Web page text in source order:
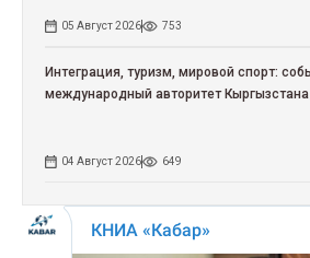
05 Август 2026 753
Интеграция, туризм, мировой спорт:
международный авторитет Кыргызстана
04 Август 2026 649